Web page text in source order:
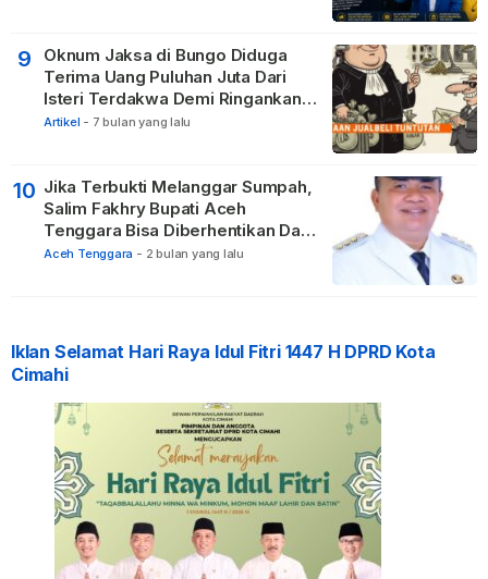
9
Oknum Jaksa di Bungo Diduga
Terima Uang Puluhan Juta Dari
Isteri Terdakwa Demi Ringankan
Hukuman
Artikel - 7 bulan yang lalu
10 Jika Terbukti Melanggar Sumpah,
Salim Fakhry Bupati Aceh
Tenggara Bisa Diberhentikan Dari
Jabatannya
Aceh Tenggara - 2 bulan yang lalu
Iklan Selamat Hari Raya Idul Fitri 1447 H DPRD Kota
Cimahi